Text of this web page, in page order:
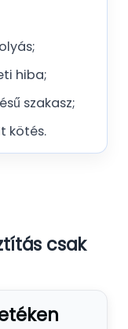
hiba;
szakasz;
kötés.
csak